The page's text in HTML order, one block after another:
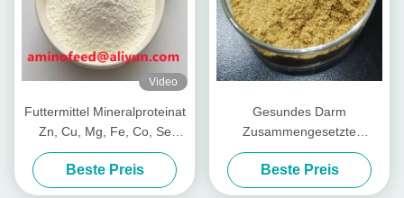
Video
Futtermittel Mineralproteinat
Zn, Cu, Mg, Fe, Co, Se
Form
Beste Preis
Gesundes Darm
Zusammengesetzte
Nährstoffpeptide für Viehvieh
Beste Preis